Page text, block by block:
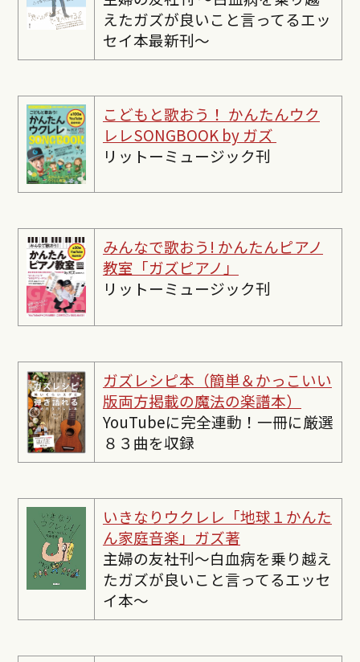
えたガズが良いこと言ってるエッ
セイ本最新刊〜
こどもと歌おう！ かんたんウク
レレSONGBOOK by ガズ
リットーミュージック刊
みんなで歌おう! かんたんピアノ
教室「ガズピアノ」
リットーミュージック刊
ガズレシピ本（簡単＆かっこいい
版両方掲載の魔法の楽譜本）
YouTubeに完全連動！一冊に厳選
８３曲を収録
いきなりウクレレ「地球１かんた
ん家庭音楽」ガズ著
主婦の友社刊〜白血病を乗り越え
たガズが良いこと言ってるエッセ
イ本〜